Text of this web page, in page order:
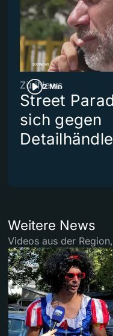
2 Min
ZüriNews
Street
sich gegen
Weitere News
Videos aus der